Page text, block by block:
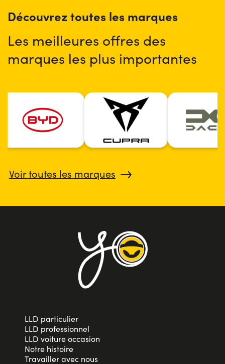
Découvrez toutes les marques
Les meilleures offres des
marques les plus importantes
Voir toutes les marques
LLD particulier
LLD professionnel
LLD voiture occasion
Notre histoire
Travailler avec nous